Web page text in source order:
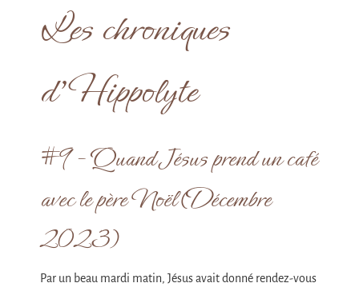
Les chroniques
d’Hippolyte
#9 – Quand Jésus prend un café
avec le père Noël (Décembre
2023)
Par un beau mardi matin, Jésus avait donné rendez-vous